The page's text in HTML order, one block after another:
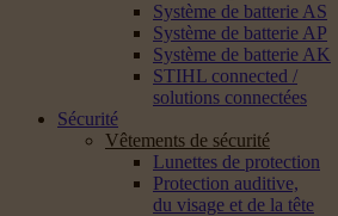
Système de batterie AS
Système de batterie AP
Système de batterie AK
STIHL connected /
solutions connectées
Sécurité
Vêtements de sécurité
Lunettes de protection
Protection auditive,
du visage et de la tête